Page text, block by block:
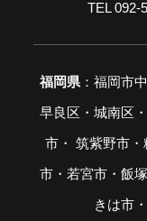
TEL 092-
福岡県 ：福岡市
早良区・城南区
市・ 筑紫野市
市・若宮市・飯
きは市